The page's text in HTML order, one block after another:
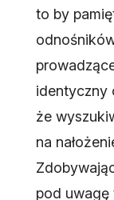
to by
identyczny
że
na
pod uwagę